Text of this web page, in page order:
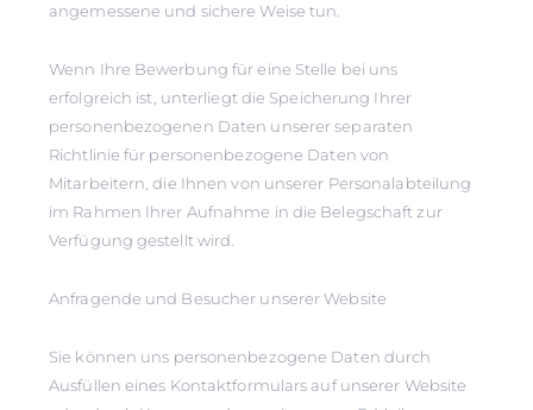
angemessene und sichere Weise tun.
Wenn Ihre Bewerbung für eine Stelle bei uns
erfolgreich ist, unterliegt die Speicherung Ihrer
personenbezogenen Daten unserer separaten
Richtlinie für personenbezogene Daten von
Mitarbeitern, die Ihnen von unserer Personalabteilung
im Rahmen Ihrer Aufnahme in die Belegschaft zur
Verfügung gestellt wird.
Anfragende und Besucher unserer Website
Sie können uns personenbezogene Daten durch
Ausfüllen eines Kontaktformulars auf unserer Website